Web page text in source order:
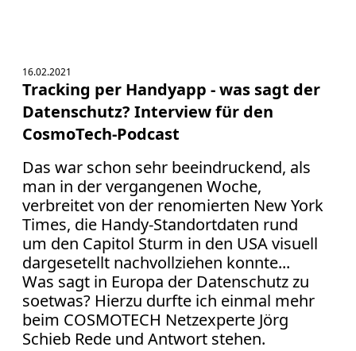
16.02.2021
Tracking per Handyapp - was sagt der
Datenschutz? Interview für den
CosmoTech-Podcast
Das war schon sehr beeindruckend, als
man in der vergangenen Woche,
verbreitet von der renomierten New York
Times, die Handy-Standortdaten rund
um den Capitol Sturm in den USA visuell
dargesetellt nachvollziehen konnte...
Was sagt in Europa der Datenschutz zu
soetwas? Hierzu durfte ich einmal mehr
beim COSMOTECH Netzexperte Jörg
Schieb Rede und Antwort stehen.